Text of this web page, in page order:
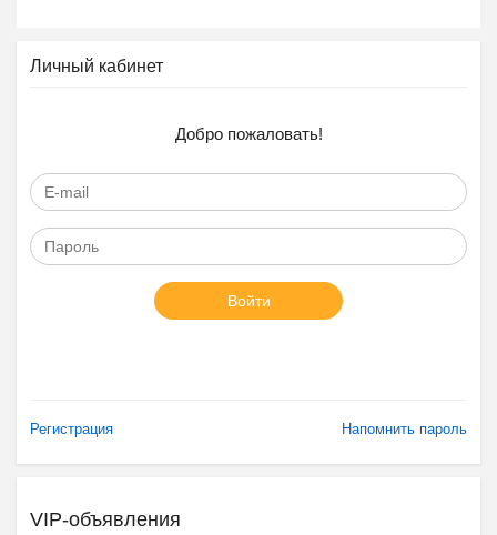
Личный кабинет
Добро пожаловать!
Войти
Регистрация Напомнить пароль
VIP-объявления